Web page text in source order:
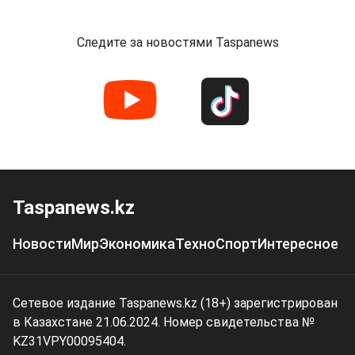
Следите за новостями Taspanews
Taspanews.kz
НовостиМирЭкономикаТехноСпортИнтересное
Сетевое издание Taspanews.kz (18+) зарегистрирован
в Казахстане 21.06.2024. Номер свидетельства №
KZ31VPY00095404.